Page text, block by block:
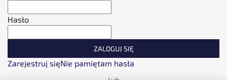
Hasło
ZALOGUJ SIĘ
Zarejestruj sięNie pamiętam hasła